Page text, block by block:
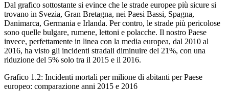
Dal grafico sottostante si evince che le strade europee più sicure si
trovano in Svezia, Gran Bretagna, nei Paesi Bassi, Spagna,
Danimarca, Germania e Irlanda. Per contro, le strade più pericolose
sono quelle bulgare, rumene, lettoni e polacche. Il nostro Paese
invece, perfettamente in linea con la media europea, dal 2010 al
2016, ha visto gli incidenti stradali diminuire del 21%, con una
riduzione del 5% solo tra il 2015 e il 2016.
Grafico 1.2: Incidenti mortali per milione di abitanti per Paese
europeo: comparazione anni 2015 e 2016